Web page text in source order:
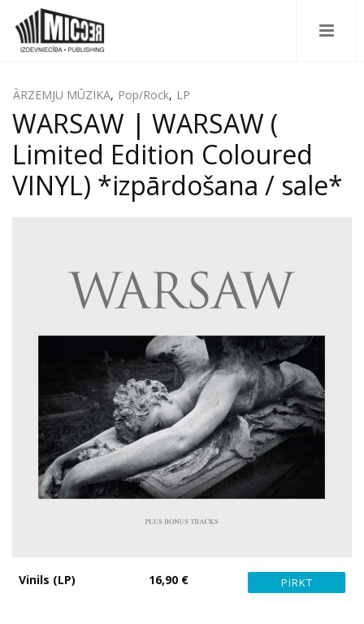
ĀRZEMJU MŪZIKA, Pop/Rock, LP
WARSAW | WARSAW (
Limited Edition Coloured
VINYL) *izpārdošana / sale*
Vinils (LP) 16,90 €